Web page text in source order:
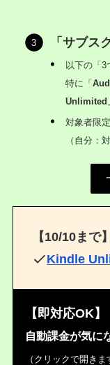
「サブス
以下の「3
特に「
Unlimited
対象者限定
（自分：
【10/10まで】
Kindle
【即対応OK】
自動課金が気に
（クリックで開きま